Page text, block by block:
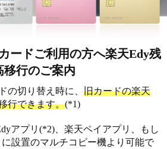
ードご利用の方へ楽天Edy残
移行のご案内
の切り替え時に、 旧カードの楽天
行できます。(*1)
アプリ(*2)、楽天ペイアプリ、もし
設置のマルチコピー機より可能で